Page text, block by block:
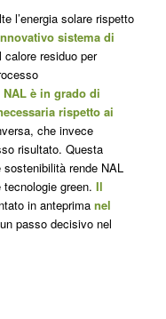
l’energia solare rispetto
sistema di
residuo per
NAL è in grado di
rispetto ai
che invece
risultato. Questa
rende NAL
green. Il
in anteprima nel
passo decisivo nel